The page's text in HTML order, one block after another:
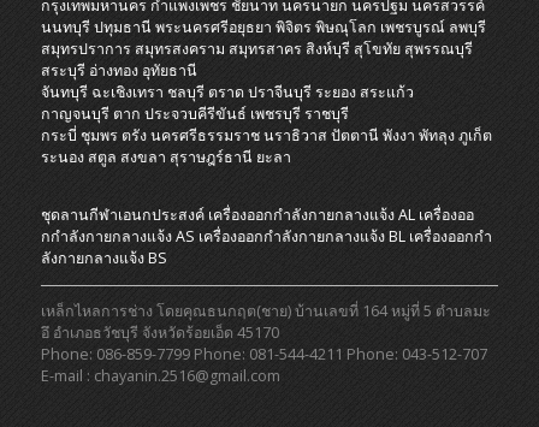
กรุงเทพมหานคร กำแพงเพชร ชัยนาทนครนายก นครปฐม นครสวรรค์
นนทบุรีปทุมธานีพระนครศรีอยุธยา พิจิตรพิษณุโลก เพชรบูรณ์ ลพบุรี
สมุทรปราการสมุทรสงคราม สมุทรสาครสิงห์บุรี สุโขทัยสุพรรณบุรี
สระบุรี อ่างทอง อุทัยธานี
จันทบุรี ฉะเชิงเทรา ชลบุรี ตราดปราจีนบุรีระยองสระแก้ว
กาญจนบุรีตาก ประจวบคีรีขันธ์ เพชรบุรีราชบุรี
กระบี่ ชุมพร ตรังนครศรีธรรมราชนราธิวาสปัตตานีพังงา พัทลุงภูเก็ต
ระนอง สตูล สงขลา สุราษฎร์ธานี ยะลา
ชุดลานกีฬาเอนกประสงค์ เครื่องออกกําลังกายกลางแจ้ง AL เครื่องออ
กกําลังกายกลางแจ้ง AS เครื่องออกกําลังกายกลางแจ้ง BL เครื่องออกกํา
ลังกายกลางแจ้ง BS
เหล็กไหลการช่าง โดยคุณธนกฤต(ชาย) บ้านเลขที่ 164 หมู่ที่ 5 ตำบลมะ
อึ อำเภอธวัชบุรี จังหวัดร้อยเอ็ด 45170
Phone: 086-859-7799 Phone: 081-544-4211 Phone: 043-512-707
E-mail : chayanin.2516@gmail.com